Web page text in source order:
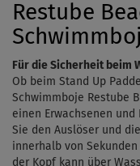
Restube
Für die Sicherheit beim
Ob beim Stand Up
Schwimmboje Restube
einen Erwachsenen und
Sie den Auslöser und
innerhalb von
der Kopf kann über